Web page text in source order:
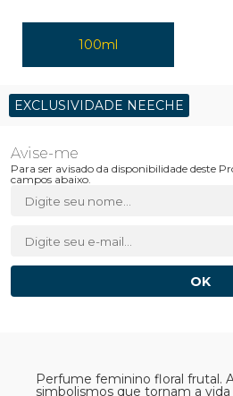
100ml
EXCLUSIVIDADE NEECHE
Para ser avisado da disponibilidade deste
campos abaixo.
Perfume feminino floral frutal.
simbolismos que tornam a